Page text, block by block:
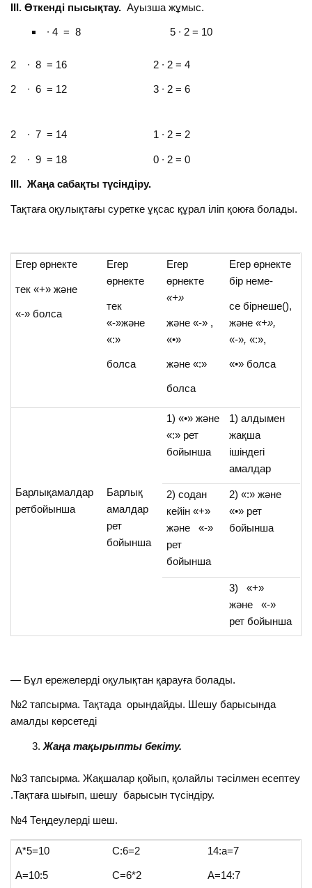
ІІІ. Өткенді пысықтау. Ауызша жұмыс.
∙ 4 = 8 5 ∙ 2 = 10
2 ∙ 8 = 16 2 ∙ 2 = 4
2 ∙ 6 = 12 3 ∙ 2 = 6
2 ∙ 7 = 14 1 ∙ 2 = 2
2 ∙ 9 = 18 0 ∙ 2 = 0
ІІІ. Жаңа сабақты түсіндіру.
Тақтаға оқулықтағы суретке ұқсас құрал іліп қоюға болады.
Егер өрнекте
тек «+» және
«-» болса
Егер
өрнекте
тек
«-»және
«:»
болса
Егер
өрнекте
«+»
және «-» ,
«•»
және «:»
болса
Егер өрнекте
бір неме-
се бірнеше(),
және«+»,
«-»,«:»,
«•» болса
Барлықамалдар
ретбойынша
Барлық
амалдар
рет
бойынша
1) «•» және
«:» рет
бойынша
1) алдымен
жақша
ішіндегі
амалдар
2) содан
кейін «+»
және «-»
рет
бойынша
2) «:» және
«•» рет
бойынша
3) «+»
және «-»
рет бойынша
— Бұл ережелерді оқулықтан қарауға болады.
№2 тапсырма. Тақтада орындайды. Шешу барысында
амалды көрсетеді
Жаңа тақырыпты бекіту.
№3 тапсырма. Жақшалар қойып, қолайлы тәсілмен есептеу
.Тақтаға шығып, шешу барысын түсіндіру.
№4 Теңдеулерді шеш.
А*5=10
А=10:5
С:6=2
C=6*2
14:а=7
А=14:7